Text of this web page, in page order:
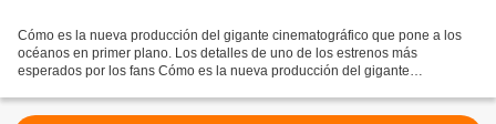
Cómo es la nueva producción del gigante cinematográfico que pone a los
océanos en primer plano. Los detalles de uno de los estrenos más
esperados por los fans Cómo es la nueva producción del gigante